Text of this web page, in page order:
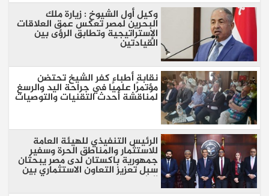
وكيل أول الشيوخ : زيارة ملك
البحرين لمصر تعكس عمق العلاقات
الإستراتيجية وتطابق الرؤى بين
القيادتين
نقابة أطباء كفر الشيخ تحتضن
مؤتمرًا علميًا في جراحة اليد والرسغ
لمناقشة أحدث التقنيات والتوصيات
الرئيس التنفيذي للهيئة العامة
للاستثمار والمناطق الحرة وسفير
جمهورية باكستان لدى مصر يبحثان
سبل تعزيز التعاون الاستثماري بين
البلدين